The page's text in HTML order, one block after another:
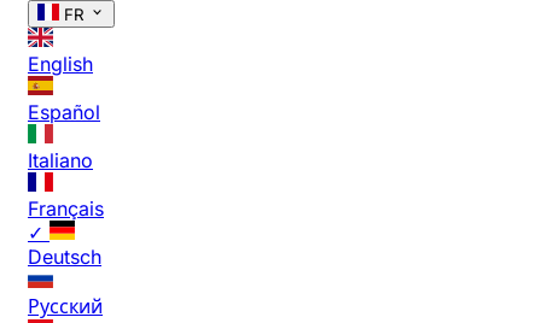
FR
English
Español
Italiano
Français
✓
Deutsch
Русский